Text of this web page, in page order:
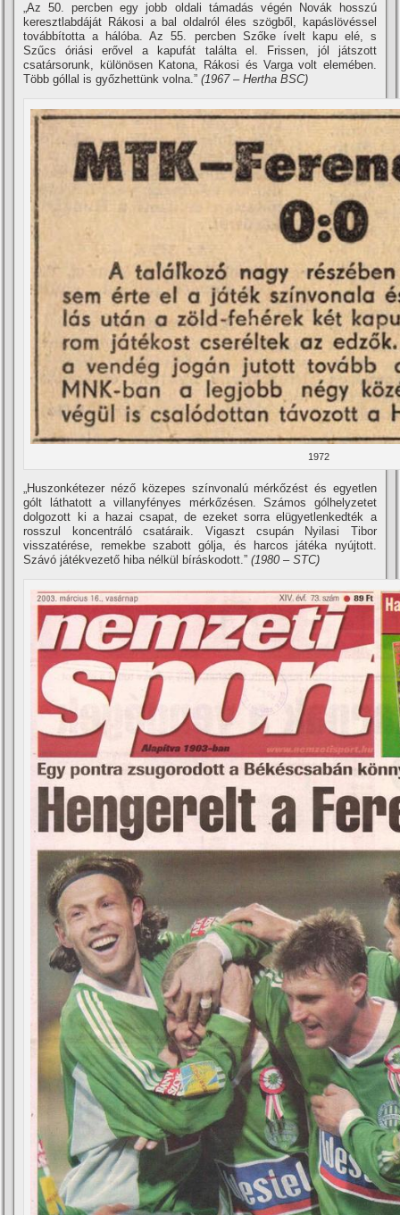
„Az 50. percben egy jobb oldali támadás végén Novák hosszú
keresztlabdáját Rákosi a bal oldalról éles szögből, kapáslövéssel
továbbí­totta a hálóba. Az 55. percben Szőke í­velt kapu elé, s
Szűcs óriási erővel a kapufát találta el. Frissen, jól játszott
csatársorunk, különösen Katona, Rákosi és Varga volt elemében.
Több góllal is győzhettünk volna.”(1967 – Hertha BSC)
1972
„Huszonkétezer néző közepes szí­nvonalú mérkőzést és egyetlen
gólt láthatott a villanyfényes mérkőzésen. Számos gólhelyzetet
dolgozott ki a hazai csapat, de ezeket sorra elügyetlenkedték a
rosszul koncentráló csatáraik. Vigaszt csupán Nyilasi Tibor
visszatérése, remekbe szabott gólja, és harcos játéka nyújtott.
Szávó játékvezető hiba nélkül bí­ráskodott.” (1980 – STC)